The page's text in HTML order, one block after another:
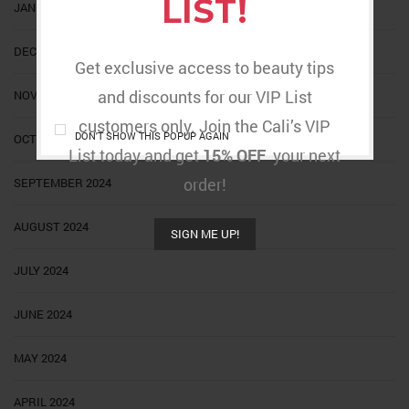
LIST!
Get exclusive access to beauty tips
and discounts for our VIP List
customers only. Join the Cali’s VIP
List today and get15% OFFyour next
order!
SIGN ME UP!
DON'T SHOW THIS POPUP AGAIN
JANUARY 2025
DECEMBER 2024
NOVEMBER 2024
OCTOBER 2024
SEPTEMBER 2024
AUGUST 2024
JULY 2024
JUNE 2024
MAY 2024
APRIL 2024